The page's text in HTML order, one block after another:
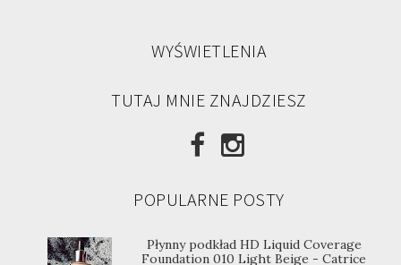
WYŚWIETLENIA
TUTAJ MNIE ZNAJDZIESZ
POPULARNE POSTY
Płynny podkład HD Liquid Coverage
Foundation 010 Light Beige - Catrice